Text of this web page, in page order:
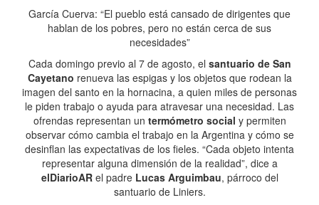
García Cuerva: “El pueblo está cansado de dirigentes que
hablan de los pobres, pero no están cerca de sus
necesidades”
Cada domingo previo al 7 de agosto, el santuario de San
Cayetano renueva las espigas y los objetos que rodean la
imagen del santo en la hornacina, a quien miles de personas
le piden trabajo o ayuda para atravesar una necesidad. Las
ofrendas representan un termómetro social y permiten
observar cómo cambia el trabajo en la Argentina y cómo se
desinflan las expectativas de los fieles. “Cada objeto intenta
representar alguna dimensión de la realidad”, dice a
elDiarioARel padre Lucas Arguimbau, párroco del
santuario de Liniers.